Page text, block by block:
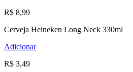
R$ 8,99
Cerveja Heineken Long Neck 330ml
Adicionar
R$ 3,49